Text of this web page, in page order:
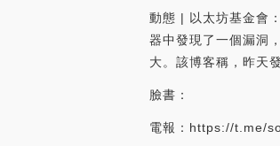
動態 | 以太坊基金會
器中發現了一個漏洞
大。該博客稱，昨天
臉書：
電報：https://t.me/